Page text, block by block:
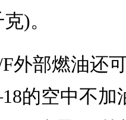
)。
部燃油还可
的空中不加